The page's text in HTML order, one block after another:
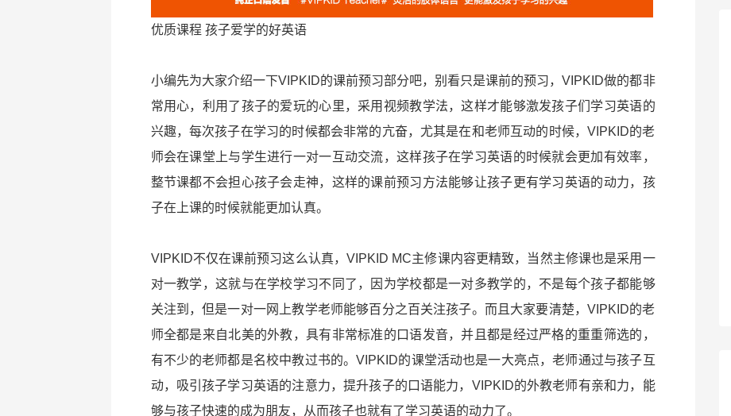
优质课程 孩子爱学的好英语
小编先为大家介绍一下VIPKID的课前预习部分吧，别看只是课前的预习，VIPKID做的都非
常用心，利用了孩子的爱玩的心里，采用视频教学法，这样才能够激发孩子们学习英语的
兴趣，每次孩子在学习的时候都会非常的亢奋，尤其是在和老师互动的时候，VIPKID的老
师会在课堂上与学生进行一对一互动交流，这样孩子在学习英语的时候就会更加有效率，
整节课都不会担心孩子会走神，这样的课前预习方法能够让孩子更有学习英语的动力，孩
子在上课的时候就能更加认真。
VIPKID不仅在课前预习这么认真，VIPKID MC主修课内容更精致，当然主修课也是采用一
对一教学，这就与在学校学习不同了，因为学校都是一对多教学的，不是每个孩子都能够
关注到，但是一对一网上教学老师能够百分之百关注孩子。而且大家要清楚，VIPKID的老
师全都是来自北美的外教，具有非常标准的口语发音，并且都是经过严格的重重筛选的，
有不少的老师都是名校中教过书的。VIPKID的课堂活动也是一大亮点，老师通过与孩子互
动，吸引孩子学习英语的注意力，提升孩子的口语能力，VIPKID的外教老师有亲和力，能
够与孩子快速的成为朋友，从而孩子也就有了学习英语的动力了。